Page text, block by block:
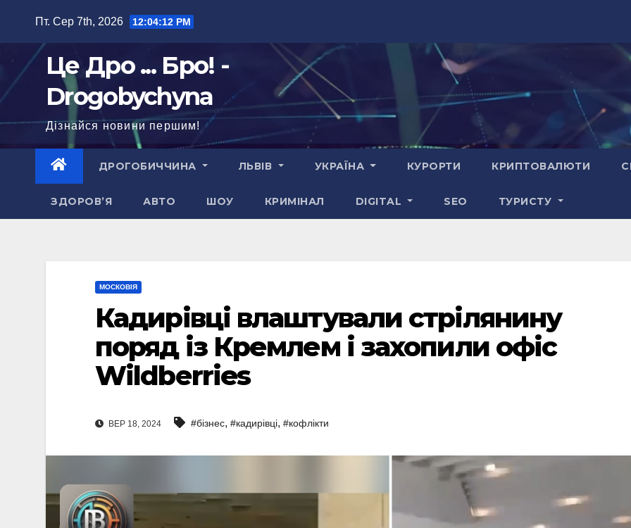
Пт. Сер 7th, 2026 12:04:13 PM
Це Дро ... Бро! -
Drogobychyna
Дізнайся новини першим!
ДРОГОБИЧЧИНА ЛЬВІВ УКРАЇНА КУРОРТИ КРИПТОВАЛЮТИ
ЗДОРОВ’Я АВТО ШОУ КРИМІНАЛ DIGITAL SEO ТУРИСТУ
МОСКОВІЯ
Кадирівці влаштували стрілянину
поряд із Кремлем і захопили офіс
Wildberries
ВЕР 18, 2024 #бізнес, #кадирівці, #кофлікти